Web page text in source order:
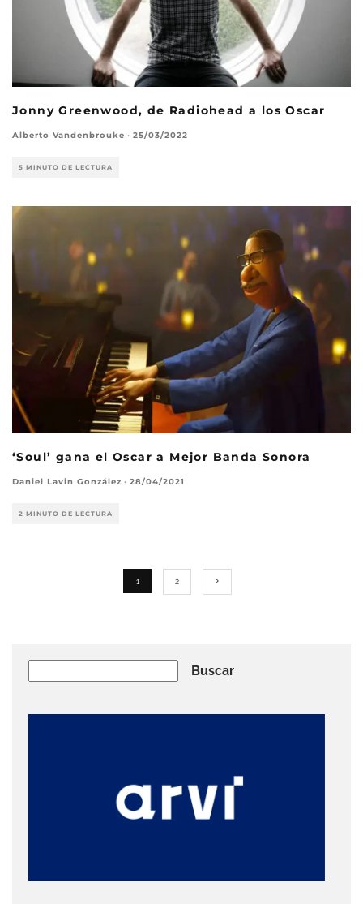
Jonny Greenwood, de Radiohead a los Oscar
Alberto Vandenbrouke · 25/03/2022
5 MINUTO DE LECTURA
‘Soul’ gana el Oscar a Mejor Banda Sonora
Daniel Lavin González · 28/04/2021
2 MINUTO DE LECTURA
1 2
Buscar